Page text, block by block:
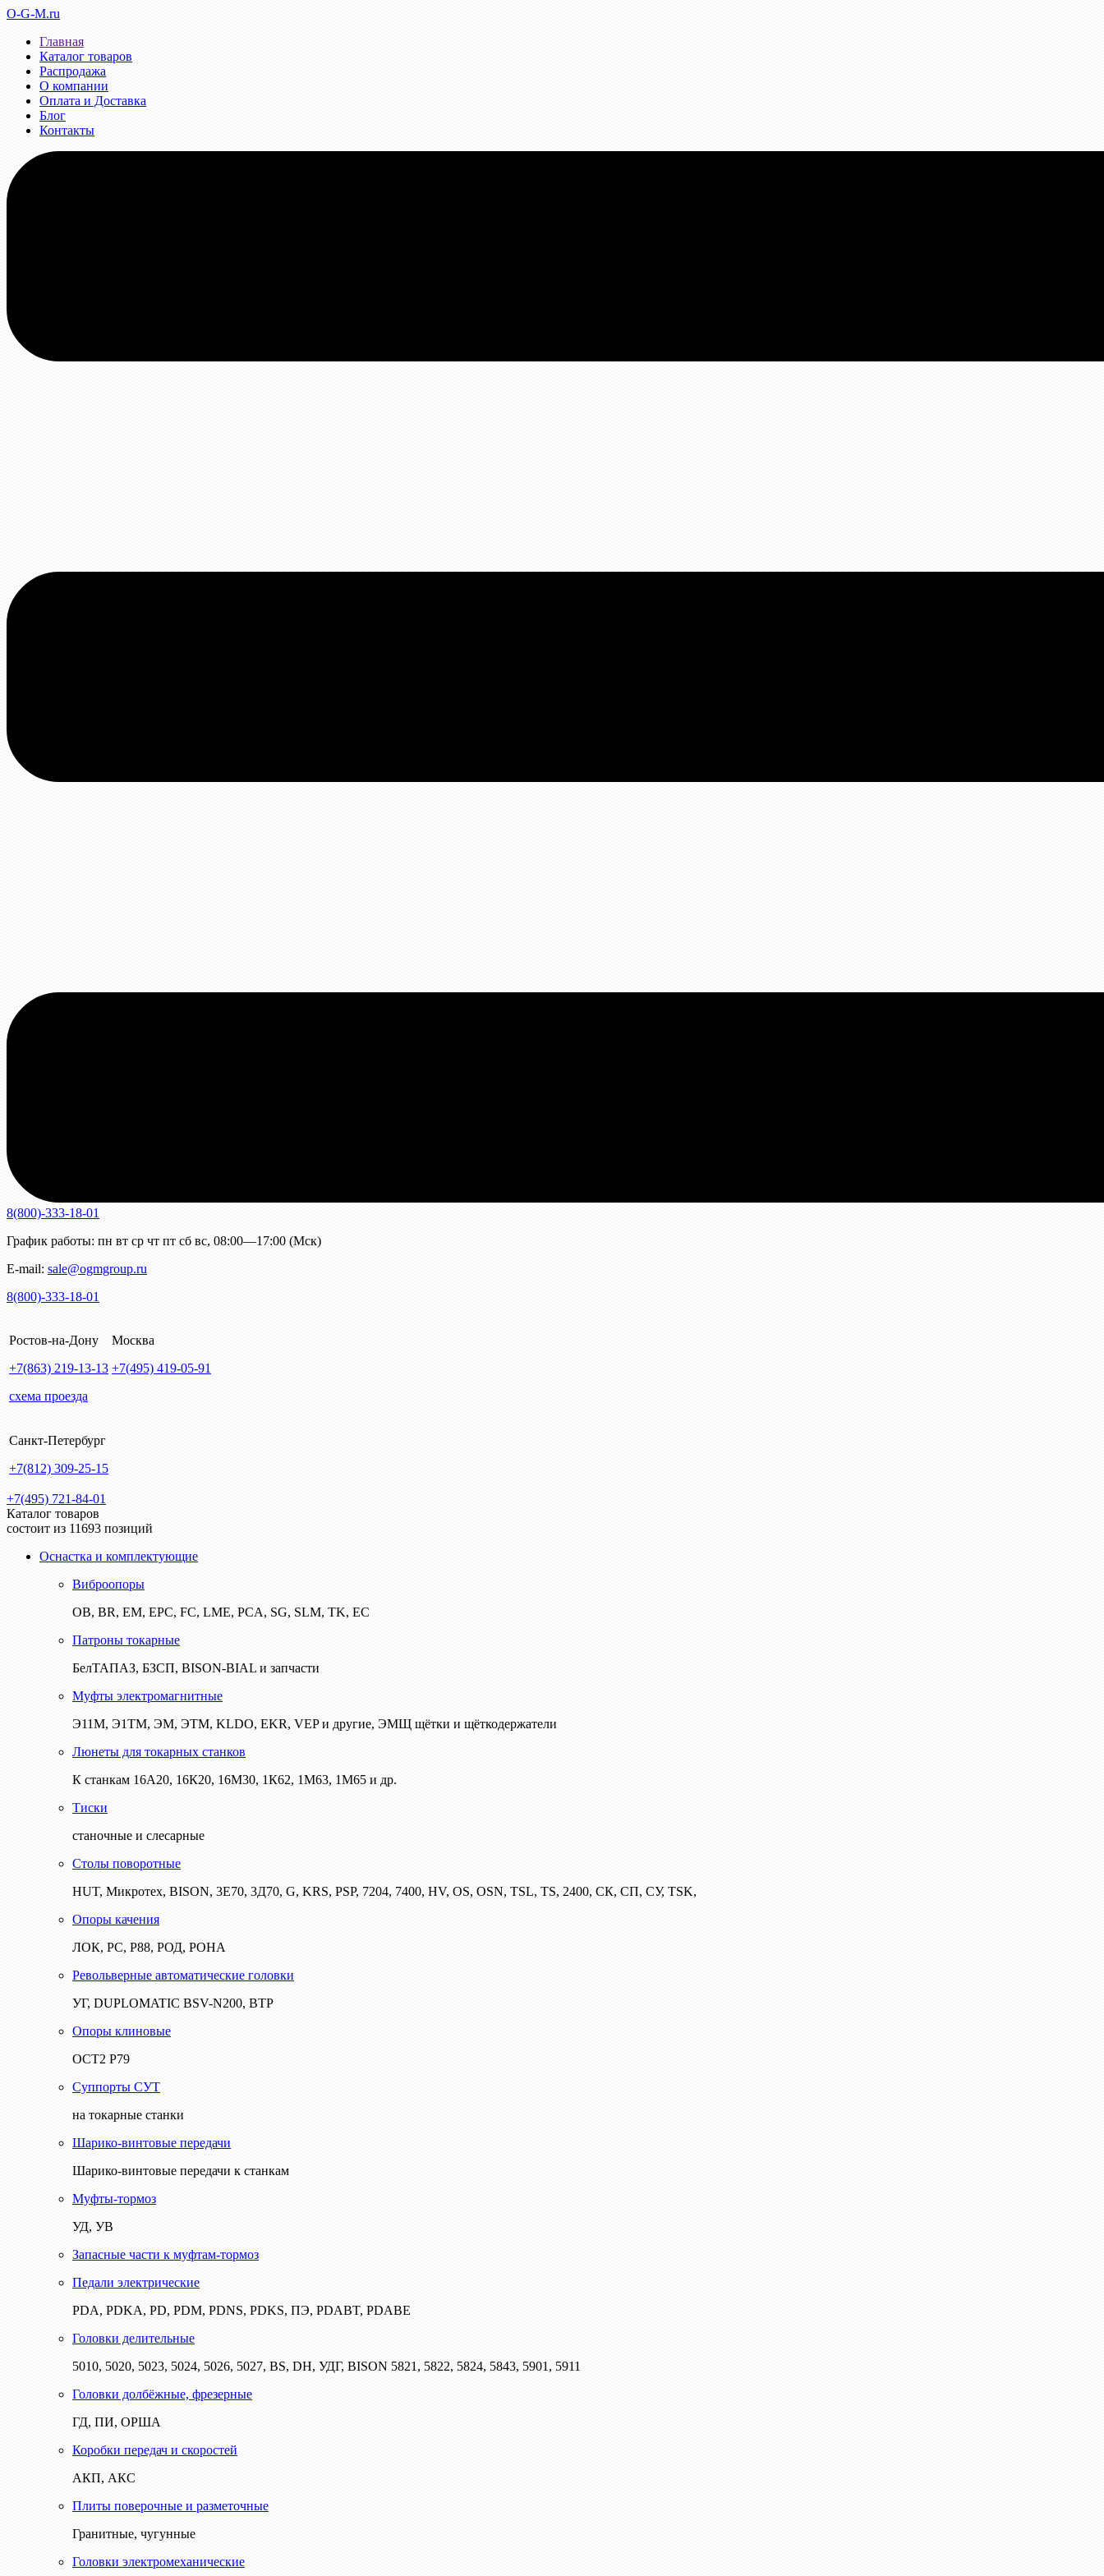
O-G-M.ru
Главная
Каталог товаров
Распродажа
О компании
Оплата и Доставка
Блог
Контакты
8(800)-333-18-01
График работы: пн вт ср чт пт сб вс, 08:00—17:00 (Мск)
E-mail: sale@ogmgroup.ru
8(800)-333-18-01
Ростов-на-Дону
+7(863) 219-13-13
схема проезда
Москва
+7(495) 419-05-91
Санкт-Петербург
+7(812) 309-25-15
+7(495) 721-84-01
Каталог товаров
состоит из 11693 позиций
Оснастка и комплектующие
Виброопоры
ОВ, BR, EM, EPC, FC, LME, PCA, SG, SLM, TK, EC
Патроны токарные
БелТАПАЗ, БЗСП, BISON-BIAL и запчасти
Муфты электромагнитные
Э11М, Э1ТМ, ЭМ, ЭТМ, KLDO, EKR, VEP и другие, ЭМЩ щётки и щёткодержатели
Люнеты для токарных станков
К станкам 16А20, 16К20, 16М30, 1К62, 1М63, 1М65 и др.
Тиски
станочные и слесарные
Столы поворотные
HUT, Микротех, BISON, 3Е70, 3Д70, G, KRS, PSP, 7204, 7400, HV, OS, OSN, TSL, TS, 2400, СК, СП, СУ, TSK,
Опоры качения
ЛОК, РС, Р88, РОД, РОНА
Револьверные автоматические головки
УГ, DUPLOMATIC BSV-N200, ВТР
Опоры клиновые
ОСТ2 Р79
Суппорты СУТ
на токарные станки
Шарико-винтовые передачи
Шарико-винтовые передачи к станкам
Муфты-тормоз
УД, УВ
Запасные части к муфтам-тормоз
Педали электрические
PDA, PDKA, PD, PDM, PDNS, PDKS, ПЭ, PDABT, PDABE
Головки делительные
5010, 5020, 5023, 5024, 5026, 5027, BS, DH, УДГ, BISON 5821, 5822, 5824, 5843, 5901, 5911
Головки долбёжные, фрезерные
ГД, ПИ, ОРША
Коробки передач и скоростей
АКП, АКС
Плиты поверочные и разметочные
Гранитные, чугунные
Головки электромеханические